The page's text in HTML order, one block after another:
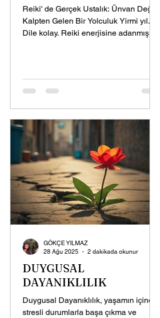
Reiki' de Gerçek Ustalık: Ünvan Değil,
Kalpten Gelen Bir Yolculuk ​Yirmi yıl...
Dile kolay. Reiki enerjisine adanmış
DUYGUSAL
DAYANIKLILIK
Duygusal Dayanıklılık, yaşamın içinde
stresli durumlarla başa çıkma ve
GÖKÇE YILMAZ
28 Ağu 2025
2 dakikada okunur